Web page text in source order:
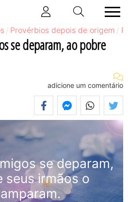
Provérbios depois de origem
se deparam, ao pobre
adicione um comentário
se deparam,
seus irmãos o